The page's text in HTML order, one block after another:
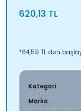
620,13 TL
*64,59 TL den
Kategori
Marka